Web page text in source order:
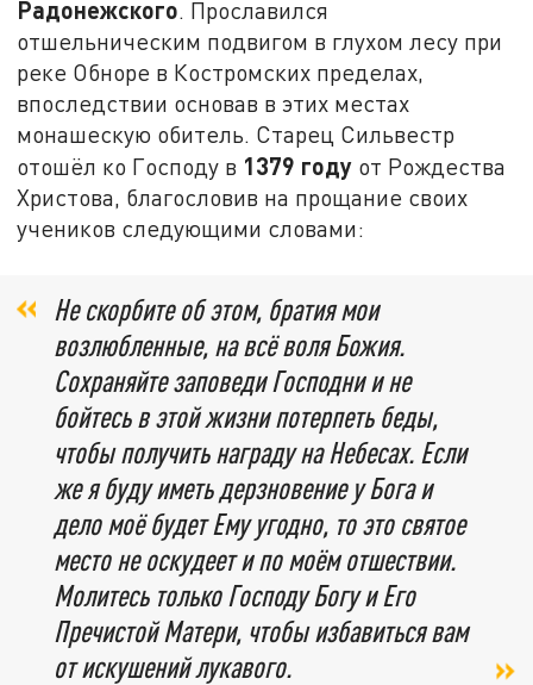
Радонежского. Прославился
отшельническим подвигом в глухом лесу при
реке Обноре в Костромских пределах,
впоследствии основав в этих местах
монашескую обитель. Старец Сильвестр
отошёл ко Господу в 1379 году от Рождества
Христова, благословив на прощание своих
учеников следующими словами:
Не скорбите об этом, братия мои
возлюбленные, на всё воля Божия.
Сохраняйте заповеди Господни и не
бойтесь в этой жизни потерпеть беды,
чтобы получить награду на Небесах. Если
же я буду иметь дерзновение у Бога и
дело моё будет Ему угодно, то это святое
место не оскудеет и по моём отшествии.
Молитесь только Господу Богу и Его
Пречистой Матери, чтобы избавиться вам
от искушений лукавого.